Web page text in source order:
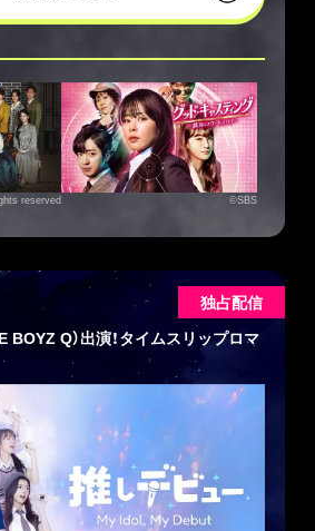
reserved ©SBS
独占配信
BOYZ Q）出演！タイムスリップロマ